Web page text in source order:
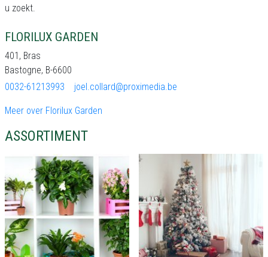
u zoekt.
FLORILUX GARDEN
401, Bras
Bastogne, B-6600
0032-61213993
joel.collard@proximedia.be
Meer over Florilux Garden
ASSORTIMENT